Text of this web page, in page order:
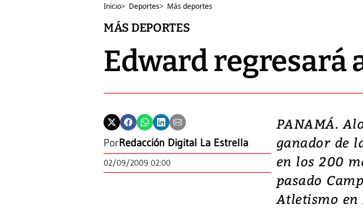
Inicio> Deportes> Más deportes
MÁS DEPORTES
Edward regresará
PorRedacción Digital La Estrella
02/09/2009 02:00
PANAMÁ.
ganador de
en los 200
pasado
Atletismo en
deja